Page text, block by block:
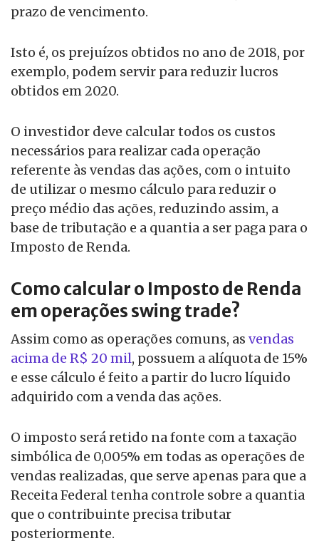
prazo de vencimento.
Isto é, os prejuízos obtidos no ano de 2018, por
exemplo, podem servir para reduzir lucros
obtidos em 2020.
O investidor deve calcular todos os custos
necessários para realizar cada operação
referente às vendas das ações, com o intuito
de utilizar o mesmo cálculo para reduzir o
preço médio das ações, reduzindo assim, a
base de tributação e a quantia a ser paga para o
Imposto de Renda.
Como calcular o Imposto de Renda
em operações swing trade?
Assim como as operações comuns, as vendas
acima de R$ 20 mil, possuem a alíquota de 15%
e esse cálculo é feito a partir do lucro líquido
adquirido com a venda das ações.
O imposto será retido na fonte com a taxação
simbólica de 0,005% em todas as operações de
vendas realizadas, que serve apenas para que a
Receita Federal tenha controle sobre a quantia
que o contribuinte precisa tributar
posteriormente.